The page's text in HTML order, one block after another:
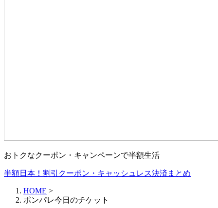
おトクなクーポン・キャンペーンで半額生活
半額日本！割引クーポン・キャッシュレス決済まとめ
HOME >
ポンパレ今日のチケット